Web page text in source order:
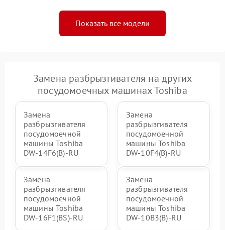
Показать все модели
Замена разбрызгивателя на других
посудомоечных машинах Toshiba
Замена
разбрызгивателя
посудомоечной
машины Toshiba
DW-14F6(B)-RU
Замена
разбрызгивателя
посудомоечной
машины Toshiba
DW-10F4(B)-RU
Замена
разбрызгивателя
посудомоечной
машины Toshiba
DW-16F1(BS)-RU
Замена
разбрызгивателя
посудомоечной
машины Toshiba
DW-10B3(B)-RU